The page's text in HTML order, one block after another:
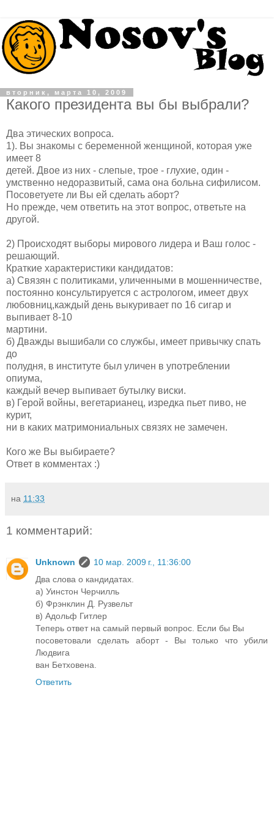
вторник, марта 10, 2009
Какого президента вы бы выбрали?
Два этических вопроса.
1). Вы знакомы с беременной женщиной, которая уже
имеет 8
детей. Двое из них - слепые, трое - глухие, один -
умственно недоразвитый, сама она больна сифилисом.
Посоветуете ли Вы ей сделать аборт?
Но прежде, чем ответить на этот вопрос, ответьте на
другой.
2) Происходят выборы мирового лидера и Ваш голос -
решающий.
Краткие характеристики кандидатов:
а) Связян с политиками, уличенными в мошенничестве,
постоянно консультируется с астрологом, имеет двух
любовниц,каждый день выкуривает по 16 сигар и
выпивает 8-10
мартини.
б) Дважды вышибали со службы, имеет привычку спать
до
полудня, в институте был уличен в употреблении
опиума,
каждый вечер выпивает бутылку виски.
в) Герой войны, вегетарианец, изредка пьет пиво, не
курит,
ни в каких матримониальных связях не замечен.
Кого же Вы выбираете?
Ответ в комментах :)
на 11:33
1 комментарий:
Unknown
10 мар. 2009 г., 11:36:00
Два слова о кандидатах.
а) Уинстон Черчилль
б) Фрэнклин Д. Рузвельт
в) Адольф Гитлер
Теперь ответ на самый первый вопрос. Если бы Вы
посоветовали сделать аборт - Вы только что убили
Людвига
ван Бетховена.
Ответить